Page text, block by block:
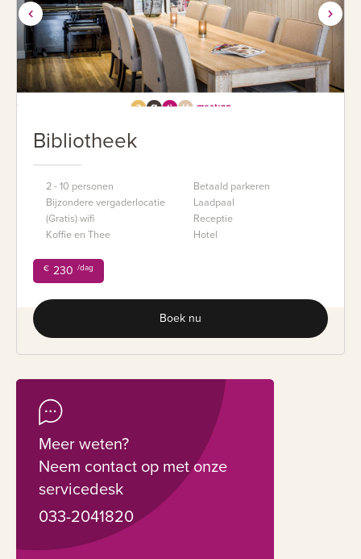
Bibliotheek
2 - 10 personen
Bijzondere vergaderlocatie
(Gratis) wifi
Koffie en Thee
Betaald parkeren
Laadpaal
Receptie
Hotel
€ 230 /dag
Boek nu
Meer weten?
Neem contact op met onze
servicedesk
033-2041820